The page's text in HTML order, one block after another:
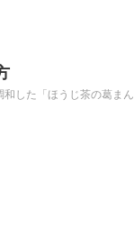
した「ほうじ茶の葛ま